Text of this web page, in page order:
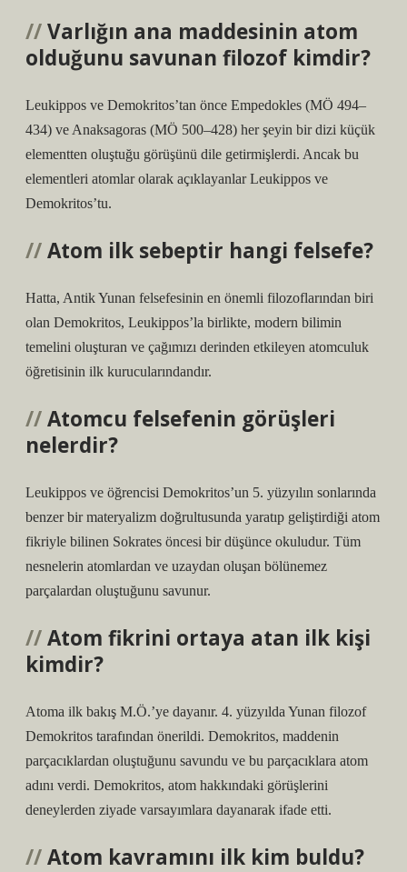
Varlığın ana maddesinin atom
olduğunu savunan filozof kimdir?
Leukippos ve Demokritos’tan önce Empedokles (MÖ 494–
434) ve Anaksagoras (MÖ 500–428) her şeyin bir dizi küçük
elementten oluştuğu görüşünü dile getirmişlerdi. Ancak bu
elementleri atomlar olarak açıklayanlar Leukippos ve
Demokritos’tu.
Atom ilk sebeptir hangi felsefe?
Hatta, Antik Yunan felsefesinin en önemli filozoflarından biri
olan Demokritos, Leukippos’la birlikte, modern bilimin
temelini oluşturan ve çağımızı derinden etkileyen atomculuk
öğretisinin ilk kurucularındandır.
Atomcu felsefenin görüşleri
nelerdir?
Leukippos ve öğrencisi Demokritos’un 5. yüzyılın sonlarında
benzer bir materyalizm doğrultusunda yaratıp geliştirdiği atom
fikriyle bilinen Sokrates öncesi bir düşünce okuludur. Tüm
nesnelerin atomlardan ve uzaydan oluşan bölünemez
parçalardan oluştuğunu savunur.
Atom fikrini ortaya atan ilk kişi
kimdir?
Atoma ilk bakış M.Ö.’ye dayanır. 4. yüzyılda Yunan filozof
Demokritos tarafından önerildi. Demokritos, maddenin
parçacıklardan oluştuğunu savundu ve bu parçacıklara atom
adını verdi. Demokritos, atom hakkındaki görüşlerini
deneylerden ziyade varsayımlara dayanarak ifade etti.
Atom kavramını ilk kim buldu?